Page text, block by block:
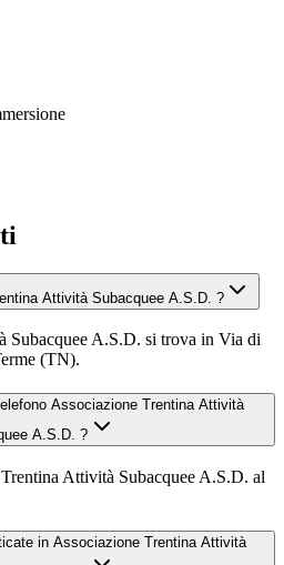
Attività Subacquee A.S.D. ?
Subacquee A.S.D. si trova in Via di
(TN).
Associazione Trentina Attività
A.S.D. ?
Attività Subacquee A.S.D. al
in Associazione Trentina Attività